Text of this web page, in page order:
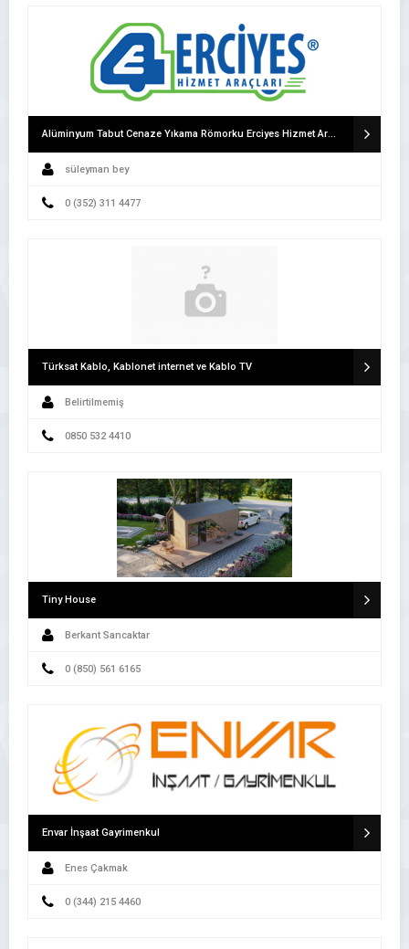
Alüminyum Tabut Cenaze Yıkama Römorku Erciyes Hizmet Araçları Cenaze Römorku
süleyman bey
0 (352) 311 4477
Türksat Kablo, Kablonet internet ve Kablo TV
Belirtilmemiş
0850 532 4410
Tiny House
Berkant Sancaktar
0 (850) 561 6165
Envar İnşaat Gayrimenkul
Enes Çakmak
0 (344) 215 4460